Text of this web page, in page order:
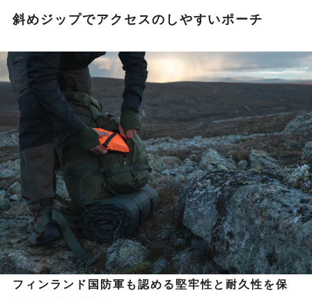
斜めジップでアクセスのしやすいポーチ
フィンランド国防軍も認める堅牢性と耐久性を保